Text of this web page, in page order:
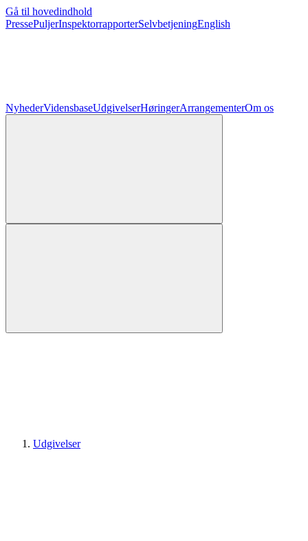
Gå til hovedindhold
PressePuljerInspektorrapporterSelvbetjeningEnglish
NyhederVidensbaseUdgivelserHøringerArrangementerOm os
Udgivelser